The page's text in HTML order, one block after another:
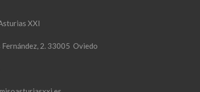
XXI
2. 33005 Oviedo